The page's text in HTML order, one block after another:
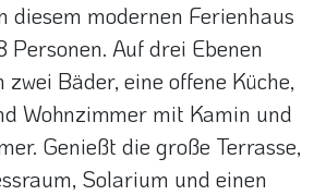
diesem modernen Ferienhaus
Personen. Auf drei Ebenen
Bäder, eine offene Küche,
Wohnzimmer mit Kamin und
Genießt die große Terrasse,
Solarium und einen